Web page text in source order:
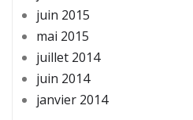
juin 2015
mai 2015
juillet 2014
juin 2014
janvier 2014